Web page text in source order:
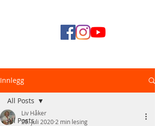
Helsediett
Innlegg
All Posts
All Posts
Liv Håker
28. juli 2020 2 min lesing